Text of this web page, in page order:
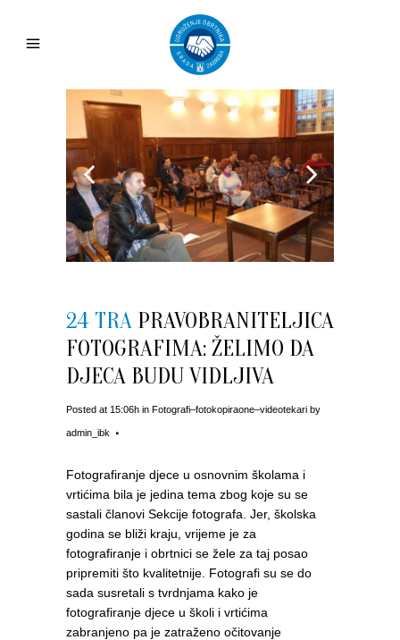
24 TRA PRAVOBRANITELJICA
FOTOGRAFIMA: ŽELIMO DA
DJECA BUDU VIDLJIVA
Posted at 15:06h in Fotografi–fotokopiraone–videotekari by
admin_ibk
Fotografiranje djece u osnovnim školama i
vrtićima bila je jedina tema zbog koje su se
sastali članovi Sekcije fotografa. Jer, školska
godina se bliži kraju, vrijeme je za
fotografiranje i obrtnici se žele za taj posao
pripremiti što kvalitetnije. Fotografi su se do
sada susretali s tvrdnjama kako je
fotografiranje djece u školi i vrtićima
zabranjeno pa je zatraženo očitovanje